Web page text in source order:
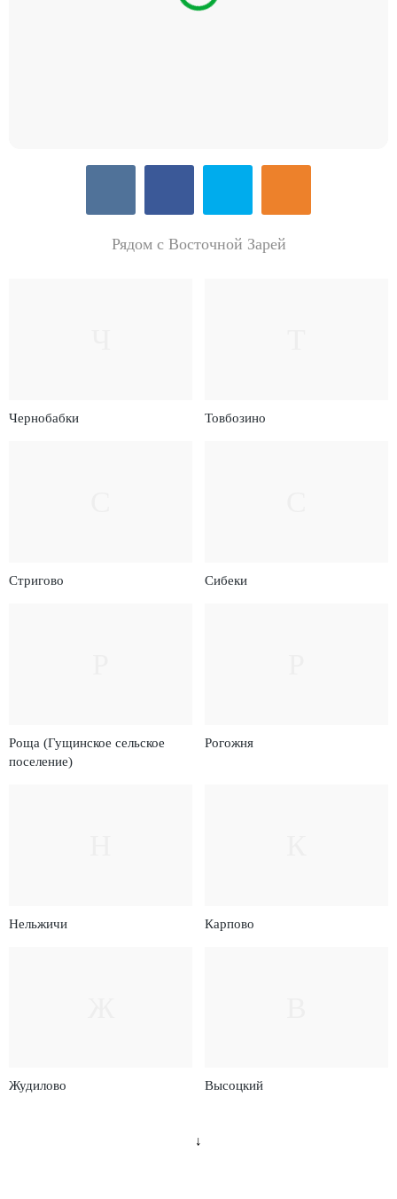
Рядом с Восточной Зарей
Чернобабки Товбозино
Стригово Сибеки
Роща (Гущинское сельское
поселение)
Рогожня
Нельжичи Карпово
Жудилово Высоцкий
↓